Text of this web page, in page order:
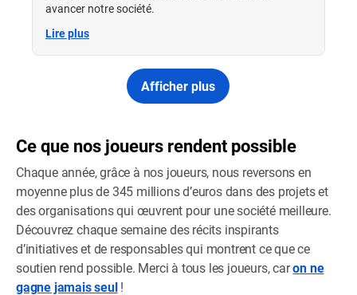
avancer notre société.
Lire plus
Afficher plus
Ce que nos joueurs rendent possible
Chaque année, grâce à nos joueurs, nous reversons en
moyenne plus de 345 millions d’euros dans des projets et
des organisations qui œuvrent pour une société meilleure.
Découvrez chaque semaine des récits inspirants
d’initiatives et de responsables qui montrent ce que ce
soutien rend possible. Merci à tous les joueurs, caron ne
gagne jamais seul!